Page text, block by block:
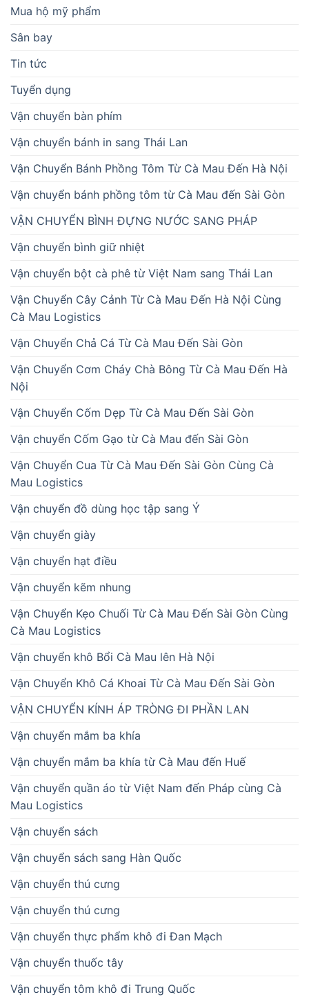
Mua hộ mỹ phẩm
Sân bay
Tin tức
Tuyển dụng
Vận chuyển bàn phím
Vận chuyển bánh in sang Thái Lan
Vận Chuyển Bánh Phồng Tôm Từ Cà Mau Đến Hà Nội
Vận chuyển bánh phồng tôm từ Cà Mau đến Sài Gòn
VẬN CHUYỂN BÌNH ĐỰNG NƯỚC SANG PHÁP
Vận chuyển bình giữ nhiệt
Vận chuyển bột cà phê từ Việt Nam sang Thái Lan
Vận Chuyển Cây Cảnh Từ Cà Mau Đến Hà Nội Cùng
Cà Mau Logistics
Vận Chuyển Chả Cá Từ Cà Mau Đến Sài Gòn
Vận Chuyển Cơm Cháy Chà Bông Từ Cà Mau Đến Hà
Nội
Vận Chuyển Cốm Dẹp Từ Cà Mau Đến Sài Gòn
Vận chuyển Cốm Gạo từ Cà Mau đến Sài Gòn
Vận Chuyển Cua Từ Cà Mau Đến Sài Gòn Cùng Cà
Mau Logistics
Vận chuyển đồ dùng học tập sang Ý
Vận chuyển giày
Vận chuyển hạt điều
Vận chuyển kẽm nhung
Vận Chuyển Kẹo Chuối Từ Cà Mau Đến Sài Gòn Cùng
Cà Mau Logistics
Vận chuyển khô Bổi Cà Mau lên Hà Nội
Vận Chuyển Khô Cá Khoai Từ Cà Mau Đến Sài Gòn
VẬN CHUYỂN KÍNH ÁP TRÒNG ĐI PHẦN LAN
Vận chuyển mắm ba khía
Vận chuyển mắm ba khía từ Cà Mau đến Huế
Vận chuyển quần áo từ Việt Nam đến Pháp cùng Cà
Mau Logistics
Vận chuyển sách
Vận chuyển sách sang Hàn Quốc
Vận chuyển thú cưng
Vận chuyển thú cưng
Vận chuyển thực phẩm khô đi Đan Mạch
Vận chuyển thuốc tây
Vận chuyển tôm khô đi Trung Quốc